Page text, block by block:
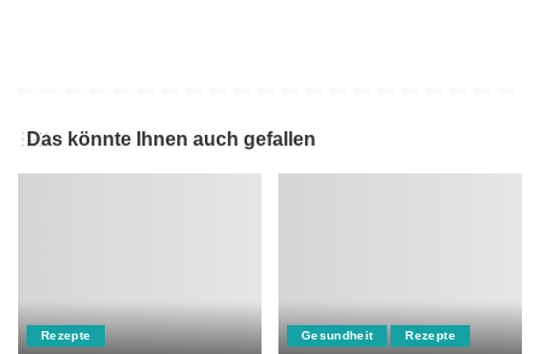
Das könnte Ihnen auch gefallen
Rezepte Gesundheit Rezepte